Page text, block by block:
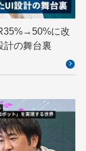
ペアリング暗号
ロボット
ット展
大阪公立大学
に改
計の舞台裏